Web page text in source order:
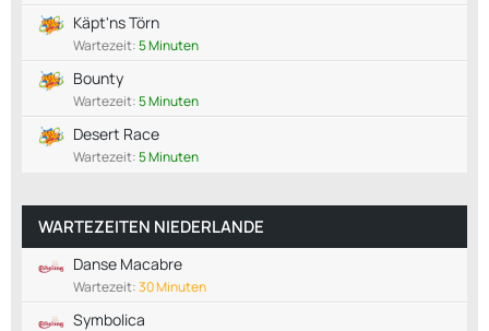
Käpt'ns Törn
Wartezeit:5 Minuten
Bounty
Wartezeit:5 Minuten
Desert Race
Wartezeit:5 Minuten
WARTEZEITEN NIEDERLANDE
Danse Macabre
Wartezeit:30 Minuten
Symbolica